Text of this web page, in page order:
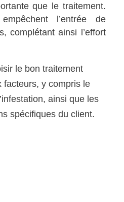
que le traitement.
l’entrée de
complétant ainsi l’effort
le bon traitement
facteurs, y compris le
ainsi que les
spécifiques du client.